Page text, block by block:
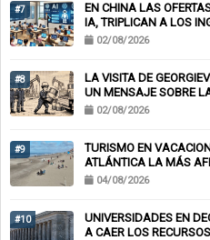
#7
EN CHINA LAS
IA, TRIPLICAN A LOS
02/08/2026
#8
LA VISITA DE
UN MENSAJE SOBRE
02/08/2026
#9
TURISMO EN
ATLÁNTICA LA MÁS
04/08/2026
#10
UNIVERSIDADES EN
A CAER LOS